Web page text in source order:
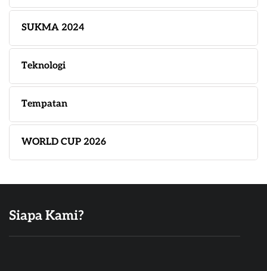
SUKMA 2024
Teknologi
Tempatan
WORLD CUP 2026
Siapa Kami?